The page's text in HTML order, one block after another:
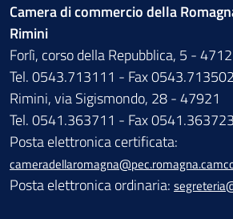
Camera di commercio della
Rimini
Forlì, corso della Repubblica, 5 -
Tel. 0543.713111 - Fax 0543.713502
Rimini, via Sigismondo, 28 - 47921
Tel. 0541.363711 - Fax 0541.363723
Posta elettronica certificata:
Posta elettronica ordinaria: